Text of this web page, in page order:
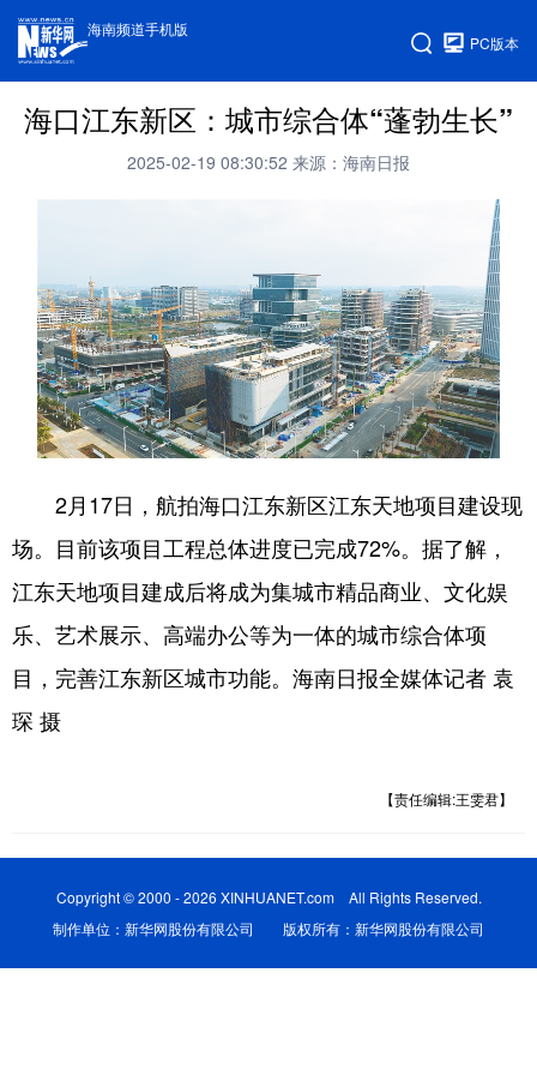
海南频道手机版
PC版本
海口江东新区：城市综合体“蓬勃生长”
2025-02-19 08:30:52 来源：海南日报
2月17日，航拍海口江东新区江东天地项目建设现
场。目前该项目工程总体进度已完成72%。据了解，
江东天地项目建成后将成为集城市精品商业、文化娱
乐、艺术展示、高端办公等为一体的城市综合体项
目，完善江东新区城市功能。海南日报全媒体记者 袁
琛 摄
【责任编辑:王雯君】
Copyright © 2000 - 2026 XINHUANET.com All Rights Reserved.
制作单位：新华网股份有限公司 版权所有：新华网股份有限公司